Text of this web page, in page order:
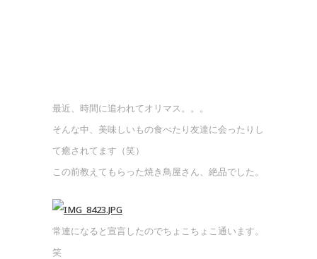
最近、時間に追われてオリマス。。。
そんな中、美味しいもの食べたり友達に会ったりし
て癒されてます（笑）
この前教えてもらった焼き鳥屋さん、絶品でした。
常連になると宣言したのでちょこちょこ通います。
笑